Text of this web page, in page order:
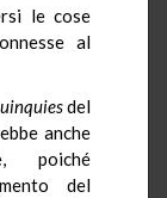
le cose
al
del
anche
poiché
del